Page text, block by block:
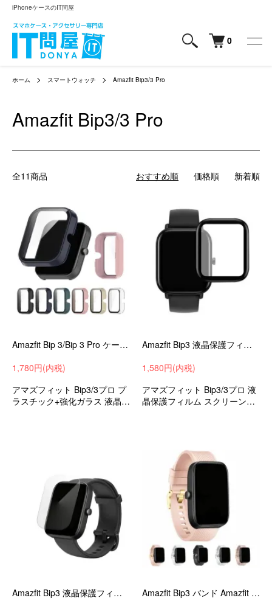
iPhoneケースのIT問屋
0
ホーム スマートウォッチ Amazfit Bip3/3 Pro
Amazfit Bip3/3 Pro
全11商品 おすすめ順 価格順 新着順
Amazfit Bip 3/Bip 3 Pro ケース カバー 強化ガラス (ガラスフィルム) 付き 全面保護 液晶保護 アマズフィット Bip3/Bip3プロ フィルム一体型 ハードケース
1,780円(内税)
アマズフィット Bip3/3プロ プ
ラスチック+強化ガラス 液晶保
Amazfit Bip3 液晶保護フィルム Amazfit Bip 3 Pro 保護シート/衝撃吸収フィルム 強化ガラス 画面保護 フィルム 液晶保護フィルム F3D1
1,580円(内税)
アマズフィット Bip3/3プロ 液
晶保護フィルム スクリーンプ
Amazfit Bip3 液晶保護フィルム Amazfit Bip 3 Pro 保護シート/衝撃吸収フィルム TPU 画面保護 フィルム 液晶保護フィルム FHP2
Amazfit Bip3 バンド Amazfit Bip 3 Pro ベルト シリコン バンド幅20mm 交換リストバンド/交換バンド/交換ベルト ソフトバンド GJA5